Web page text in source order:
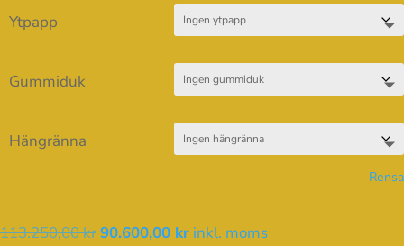
Ytpapp
Gummiduk
Hängränna
Rensa
113.250,00krDet
90.600,00 krDet
inkl. moms